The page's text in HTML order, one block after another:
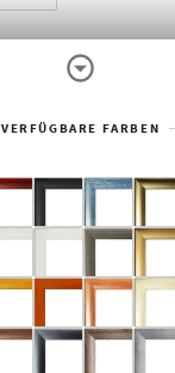
VERFÜGBARE FARBEN